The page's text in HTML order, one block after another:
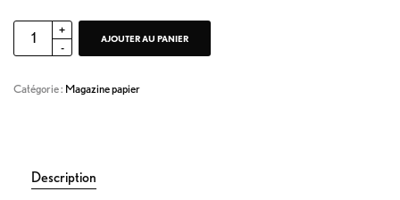
AJOUTER AU PANIER
Catégorie : Magazine papier
Description